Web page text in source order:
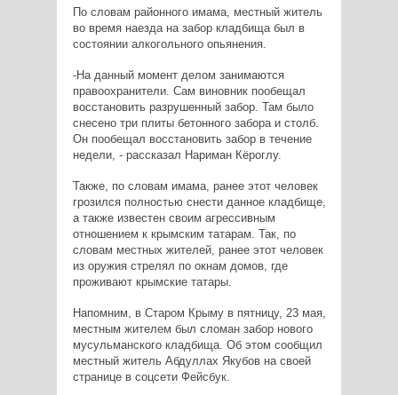
По словам районного имама, местный житель
во время наезда на забор кладбища был в
состоянии алкогольного опьянения.
-На данный момент делом занимаются
правоохранители. Сам виновник пообещал
восстановить разрушенный забор. Там было
снесено три плиты бетонного забора и столб.
Он пообещал восстановить забор в течение
недели, - рассказал Нариман Кёроглу.
Также, по словам имама, ранее этот человек
грозился полностью снести данное кладбище,
а также известен своим агрессивным
отношением к крымским татарам. Так, по
словам местных жителей, ранее этот человек
из оружия стрелял по окнам домов, где
проживают крымские татары.
Напомним, в Старом Крыму в пятницу, 23 мая,
местным жителем был сломан забор нового
мусульманского кладбища. Об этом сообщил
местный житель Абдуллах Якубов на своей
странице в соцсети Фейсбук.